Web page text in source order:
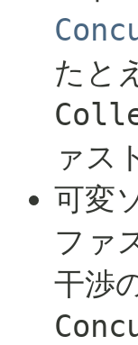
たと
ァス
可変
ファ
干渉